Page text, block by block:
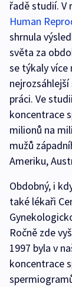
řadě studií. V
Human
shrnula
světa za
se týkaly více
práci. Ve
koncentrace
milionů na
mužů
Ameriku,
Obdobný, i
také lékaři
Ročně zde
1997 byla v
koncentrace